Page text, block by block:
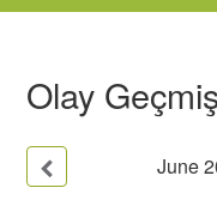
Olay
June